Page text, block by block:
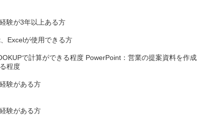
験が3年以上ある方
、Excelが使用できる方
で計算ができる程度 PowerPoint：営業の提案資料を作成
程度
験がある方
験がある方